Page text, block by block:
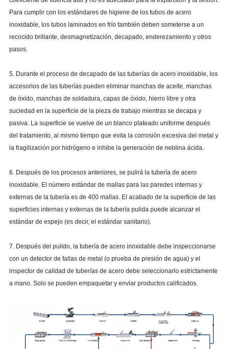
Para cumplir con los estándares de higiene de los tubos de acero
inoxidable, los tubos laminados en frío también deben someterse a un
recocido brillante, desmagnetización, decapado, enderezamiento y otros
pasos.
5. Durante el proceso de decapado de las tuberías de acero inoxidable, los
accesorios de las tuberías pueden eliminar manchas de aceite, manchas
de óxido, manchas de soldadura, capas de óxido, hierro libre y otra
suciedad en la superficie de la pieza de trabajo mientras se decapa y
pasiva. La superficie se vuelve de un blanco plateado uniforme después
del tratamiento, al mismo tiempo que evita la corrosión excesiva del metal y
la fragilización por hidrógeno e inhibe la generación de neblina ácida.
6. Después de los procesos anteriores, se pulirá la tubería de acero
inoxidable. El número estándar de mallas para las paredes internas y
externas de la tubería es de 400 mallas. El acabado de la superficie de las
superficies internas y externas de la tubería pulida puede alcanzar el
estándar de espejo (es decir, el estándar sanitario).
7. Después del pulido, la tubería de acero inoxidable debe inspeccionarse
con un detector de fallas de metal (o prueba de presión de agua) y el
inspector de calidad de tuberías de acero debe seleccionarlo estrictamente
a mano. Solo se pueden empaquetar y enviar productos calificados.